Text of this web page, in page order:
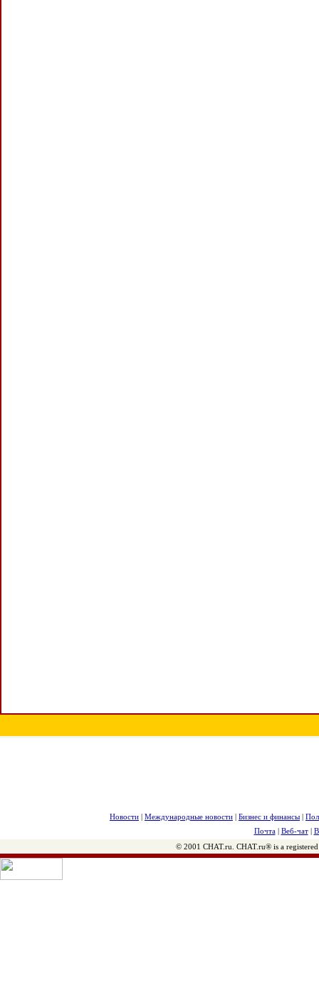
Новости | Международные новости | Бизнес и финансы |
Почта| Веб-чат|
© 2001 CHAT.ru. CHAT.ru® is a